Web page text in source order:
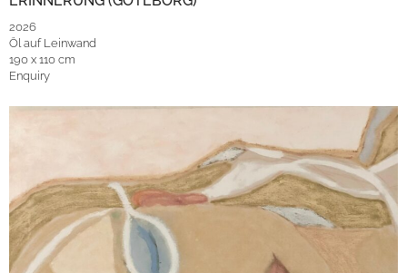
2026
Öl auf Leinwand
190 x 110 cm
Enquiry